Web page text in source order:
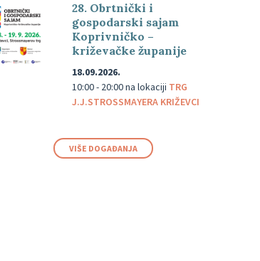
28. Obrtnički i
gospodarski sajam
Koprivničko –
križevačke županije
18.09.2026.
10:00 - 20:00na lokaciji TRG
J.J.STROSSMAYERA KRIŽEVCI
VIŠE DOGAĐANJA